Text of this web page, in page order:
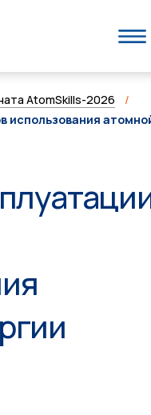
AtomSkills-2026
/
использования